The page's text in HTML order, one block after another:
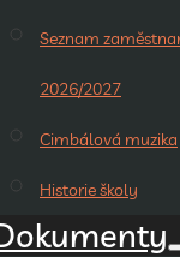
Seznam
2026/2027
Cimbálová muzika
Historie školy